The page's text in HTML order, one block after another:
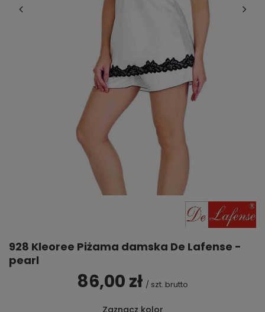
928 Kleoree Piżama damska De Lafense -
pearl
86,00 zł / szt. brutto
Zaznacz kolor